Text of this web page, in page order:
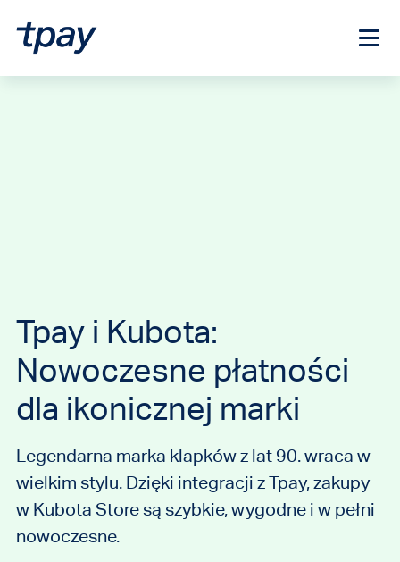
Tpay i Kubota:
Nowoczesne płatności
dla ikonicznej marki
Legendarna marka klapków z lat 90. wraca w
wielkim stylu. Dzięki integracji z Tpay, zakupy
w Kubota Store są szybkie, wygodne i w pełni
nowoczesne.